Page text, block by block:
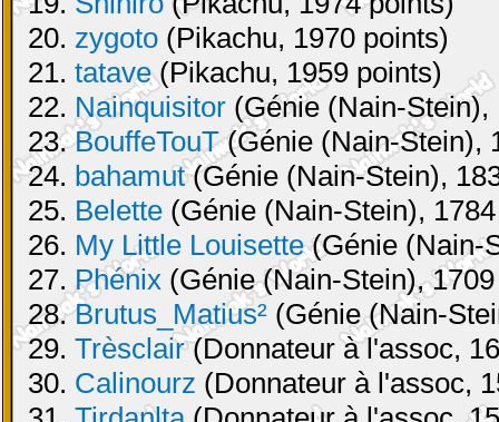
20. zygoto (Pikachu, 1970 points)
21. tatave(Pikachu, 1959 points)
22. Nainquisitor (Génie (Nain-Stein),
23.BouffeTouT(Génie (Nain-Stein),
24. bahamut(Génie (Nain-Stein),
25. Belette (Génie (Nain-Stein),
26. My Little Louisette(Génie (Nain-
27. Phénix (Génie (Nain-Stein),
28.Brutus_Matius² (Génie (Nain-
29. Trèsclair(Donnateur à l'assoc,
30. Calinourz (Donnateur à l'assoc,